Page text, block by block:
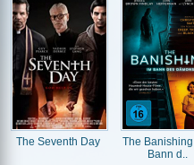
The Seventh Day
The Banishing
Bann d..